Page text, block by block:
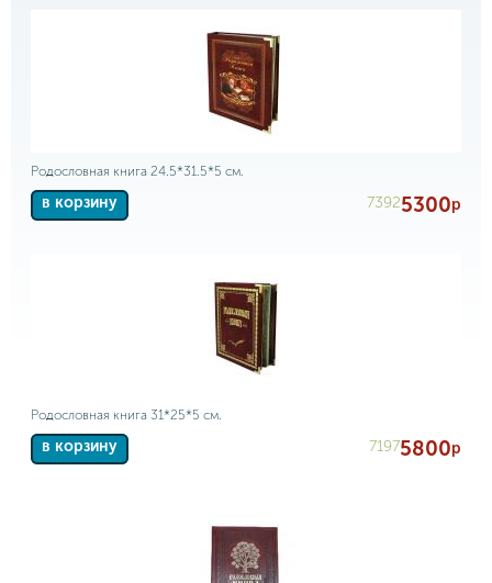
Родословная книга 24.5*31.5*5 см.
в корзину 73925300р
Родословная книга 31*25*5 см.
в корзину 71975800р